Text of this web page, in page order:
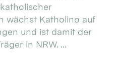
wächst Katholino auf
und ist damit der
in NRW. ...